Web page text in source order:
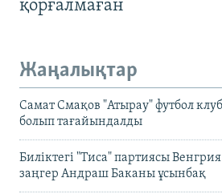
қорғалмаған
Жаңалықтар
Самат Смақов "Атырау" футбол
болып тағайындалды
Биліктегі "Тиса" партиясы
заңгер Андраш Баканы ұсынбақ